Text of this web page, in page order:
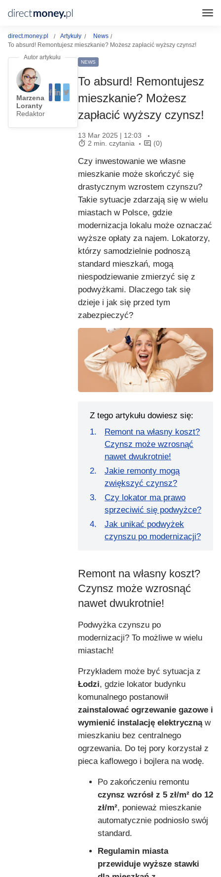
direct.money.pl Artykuły
News
To absurd! Remontujesz mieszkanie? Możesz zapłacić wyższy czynsz!
Marzena
Loranty
Redaktor
NEWS
To absurd! Remontujesz
mieszkanie? Możesz
zapłacić wyższy czynsz!
13 Mar 2025 | 12:03
2 min. czytania
(0)
Czy inwestowanie we własne
mieszkanie może skończyć się
drastycznym wzrostem czynszu?
Takie sytuacje zdarzają się w wielu
miastach w Polsce, gdzie
modernizacja lokalu może oznaczać
wyższe opłaty za najem. Lokatorzy,
którzy samodzielnie podnoszą
standard mieszkań, mogą
niespodziewanie zmierzyć się z
podwyżkami. Dlaczego tak się
dzieje i jak się przed tym
zabezpieczyć?
Z tego artykułu dowiesz się:
Remont na własny koszt?
Czynsz może wzrosnąć
nawet dwukrotnie!
Jakie remonty mogą
zwiększyć czynsz?
Czy lokator ma prawo
sprzeciwić się podwyżce?
Jak unikać podwyżek
czynszu po modernizacji?
Remont na własny koszt?
Czynsz może wzrosnąć
nawet dwukrotnie!
Podwyżka czynszu po
modernizacji? To możliwe w wielu
miastach!
Przykładem może być sytuacja z
Łodzi, gdzie lokator budynku
komunalnego postanowił
zainstalować ogrzewanie gazowe i
wymienić instalację elektrycznąw
mieszkaniu bez centralnego
ogrzewania. Do tej pory korzystał z
pieca kaflowego i bojlera na wodę.
Po zakończeniu remontu
czynsz wzrósł z 5 zł/m² do 12
zł/m², ponieważ mieszkanie
automatycznie podniosło swój
standard.
Regulamin miasta
przewiduje wyższe stawki